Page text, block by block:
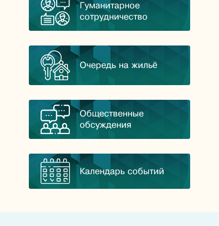
Гуманитарное
сотрудничество
Очередь на жильё
Общественные
обсуждения
Календарь событий